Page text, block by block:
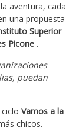
aventura, cada
una propuesta
Superior
Picone .
puedan
Vamos a la
chicos.